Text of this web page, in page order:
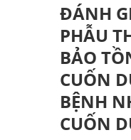
ĐÁNH
PHẪU
BẢO
CUỐN
BỆNH
CUỐN